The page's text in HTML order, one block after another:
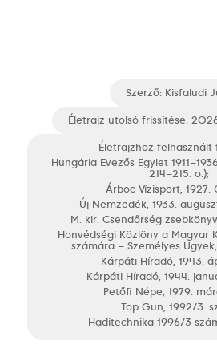
Szerző: Kisfaludi
Életrajz utolsó frissítése:
Életrajzhoz felhasznált
Hungária Evezős Egylet 1911–1936 (Bp. 1936., 185. és
214–215. o.);
Árboc Vízisport,
Új Nemzedék, 1933.
M. kir. Csendőrség
Honvédségi Közlöny a Magyar Királyi Honvédség
számára – Személyes
Kárpáti Híradó, 1943.
Kárpáti Híradó, 1944.
Petőfi Népe, 1979.
Top Gun, 1992/3.
Haditechnika 1996/3